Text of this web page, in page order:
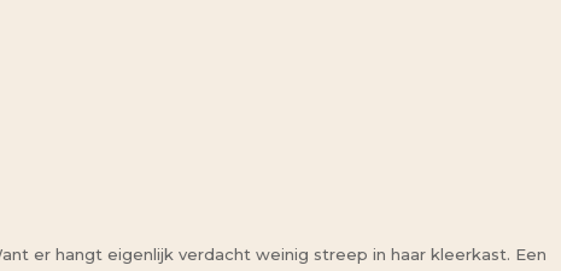
er hangt eigenlijk verdacht weinig streep in haar kleerkast. Een